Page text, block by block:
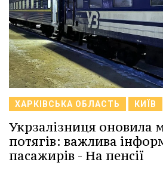
ХАРКІВСЬКА ОБЛАСТЬ КИЇВ
Укрзалізниця оновила
потягів: важлива
пасажирів - На пенсії